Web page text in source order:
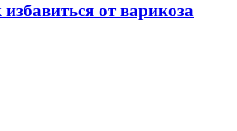
от варикоза